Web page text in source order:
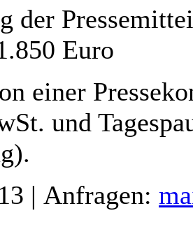
der
Euro
einer
und
| Anfragen: